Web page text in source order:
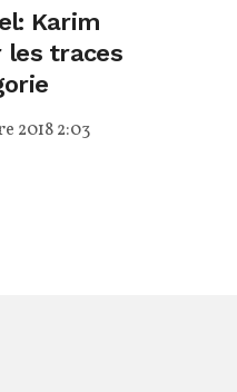
Karim
les traces
2018 2:03